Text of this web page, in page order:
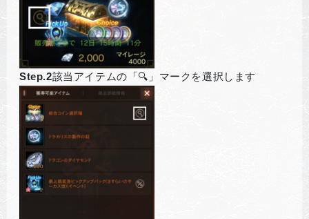
Step.2該当アイテムの「🔍」マークを選択します